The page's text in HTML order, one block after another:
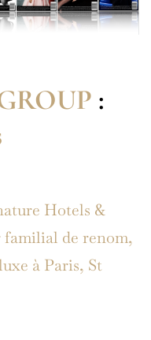
:
Hotels &
familial de renom,
à Paris, St